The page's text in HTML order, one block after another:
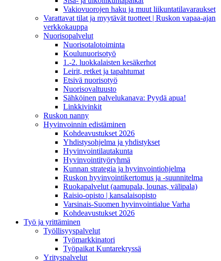
Vakiovuorojen haku ja muut liikuntatilavaraukset
Varattavat tilat ja myytävät tuotteet | Ruskon vapaa-ajan
verkkokauppa
Nuorisopalvelut
Nuorisotalotoiminta
Koulunuorisotyö
1.-2. luokkalaisten kesäkerhot
Leirit, retket ja tapahtumat
Etsivä nuorisotyö
Nuorisovaltuusto
Sähköinen palvelukanava: Pyydä apua!
Linkkivinkit
Ruskon nanny
Hyvinvoinnin edistäminen
Kohdeavustukset 2026
Yhdistysohjelma ja yhdistykset
Hyvinvointilautakunta
Hyvinvointityöryhmä
Kunnan strategia ja hyvinvointiohjelma
Ruskon hyvinvointikertomus ja -suunnitelma
Ruokapalvelut (aamupala, lounas, välipala)
Raisio-opisto | kansalaisopisto
Varsinais-Suomen hyvinvointialue Varha
Kohdeavustukset 2026
Työ ja yrittäminen
Työllisyyspalvelut
Työmarkkinatori
Työpaikat Kuntarekryssä
Yrityspalvelut